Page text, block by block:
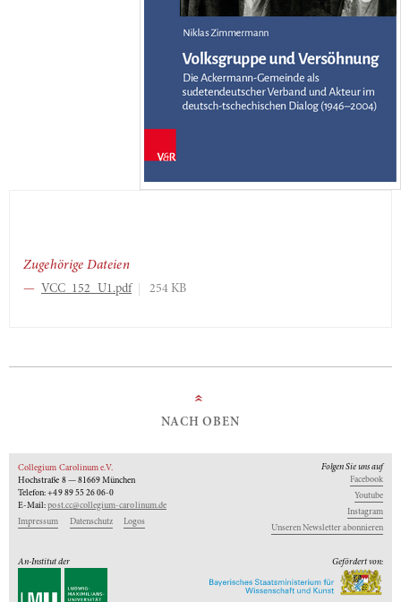
Zugehörige Dateien
VCC_152_U1.pdf 254 KB
»
NACH OBEN
Collegium Carolinum e.V.
Hochstraße 8 — 81669 München
Telefon: +49 89 55 26 06-0
E-Mail:post.cc@collegium-carolinum.de
Impressum
Datenschutz Logos
Folgen Sie uns auf
Facebook
Youtube
Instagram
Unseren Newsletter abonnieren
An-Institut der Gefördert von: